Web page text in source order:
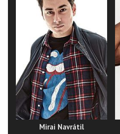
Mirai Navrátil